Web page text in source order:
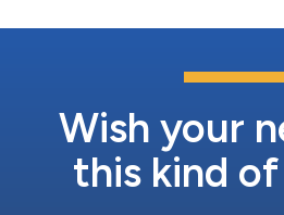
Wish your
this kind